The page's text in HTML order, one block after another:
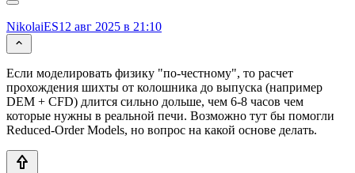
NikolaiES12 авг 2025 в 21:10
Если моделировать физику "по-честному", то расчет
прохождения шихты от колошника до выпуска (например
DEM + CFD) длится сильно дольше, чем 6-8 часов чем
которые нужны в реальной печи. Возможно тут бы помогли
Reduced-Order Models, но вопрос на какой основе делать.